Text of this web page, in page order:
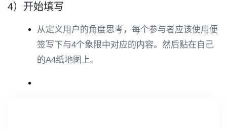
4）开始填写
从定义用户的角度思考，每个参与者应该使用便
签写下与4个象限中对应的内容。然后贴在自己
的A4纸地图上。